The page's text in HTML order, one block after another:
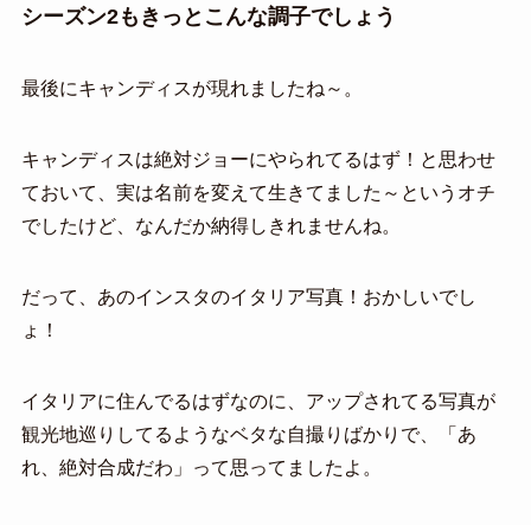
シーズン2もきっとこんな調子でしょう
最後にキャンディスが現れましたね～。
キャンディスは絶対ジョーにやられてるはず！と思わせ
ておいて、実は名前を変えて生きてました～というオチ
でしたけど、なんだか納得しきれませんね。
だって、あのインスタのイタリア写真！おかしいでし
ょ！
イタリアに住んでるはずなのに、アップされてる写真が
観光地巡りしてるようなベタな自撮りばかりで、「あ
れ、絶対合成だわ」って思ってましたよ。